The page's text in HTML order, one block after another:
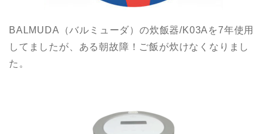
BALMUDA（バルミューダ）の炊飯器/K03Aを7年使用
してましたが、ある朝故障！ご飯が炊けなくなりまし
た。